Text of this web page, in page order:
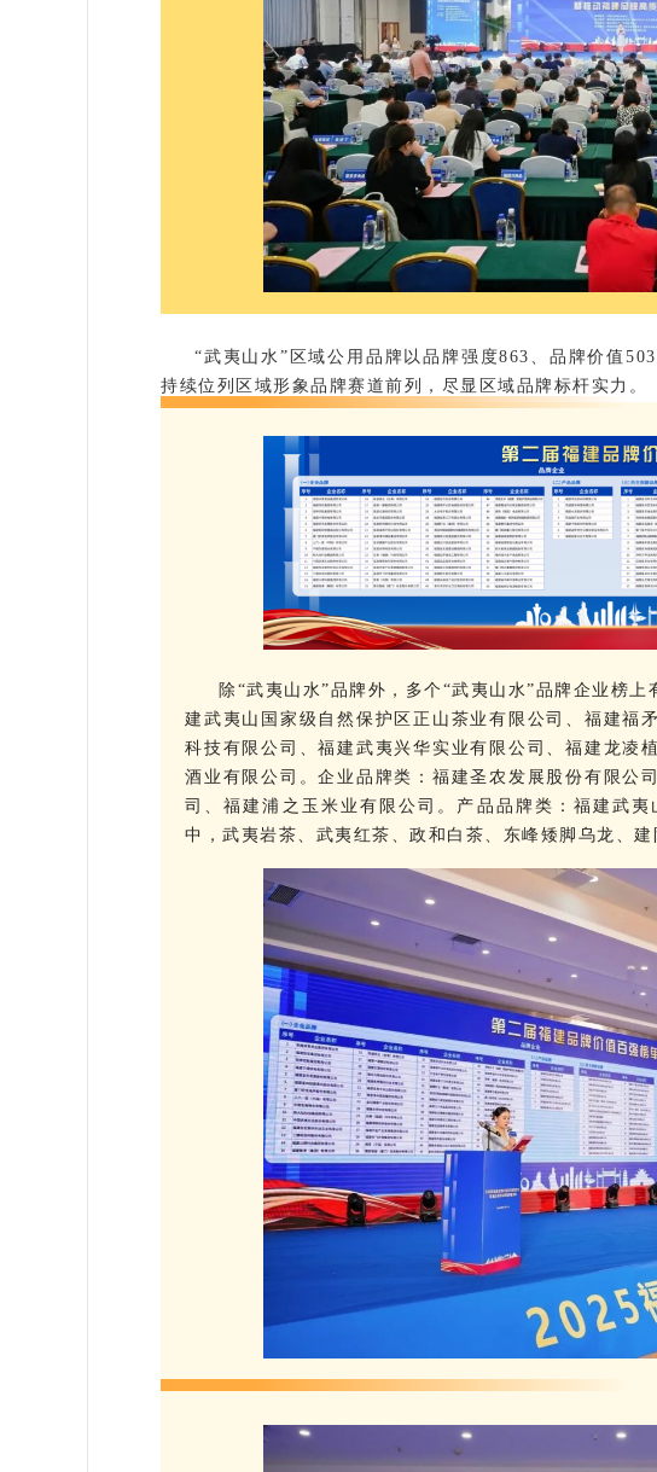
“武夷山水”区域公用品牌以品牌强度863、品牌价值
持续位列区域形象品牌赛道前列，尽显区域品牌标杆实力。
除“武夷山水”品牌外，多个“武夷山水”品牌企业榜
建武夷山国家级自然保护区正山茶业有限公司、福建福
科技有限公司、福建武夷兴华实业有限公司、福建龙凌
酒业有限公司。企业品牌类：福建圣农发展股份有限公
司、福建浦之玉米业有限公司。产品品牌类：福建武
中，武夷岩茶、武夷红茶、政和白茶、东峰矮脚乌龙、